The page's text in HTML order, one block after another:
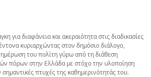
για διαφάνεια και ακεραιότητα στις διαδικασίες
κυριαρχώντας στον δημόσιο διάλογο,
του πολίτη γύρω από τη διάθεση
πόρων στην Ελλάδα με στόχο την υλοποίηση
πτυχές της καθημερινότητάς του.